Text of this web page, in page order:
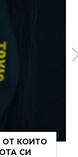
КОИТО
СИ